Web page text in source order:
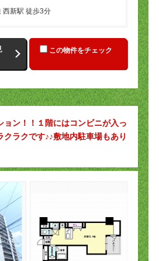
西新駅 徒歩3分
この物件をチェック
ョン！！１階にはコンビニが入っ
クラクです♪♪敷地内駐車場もあり